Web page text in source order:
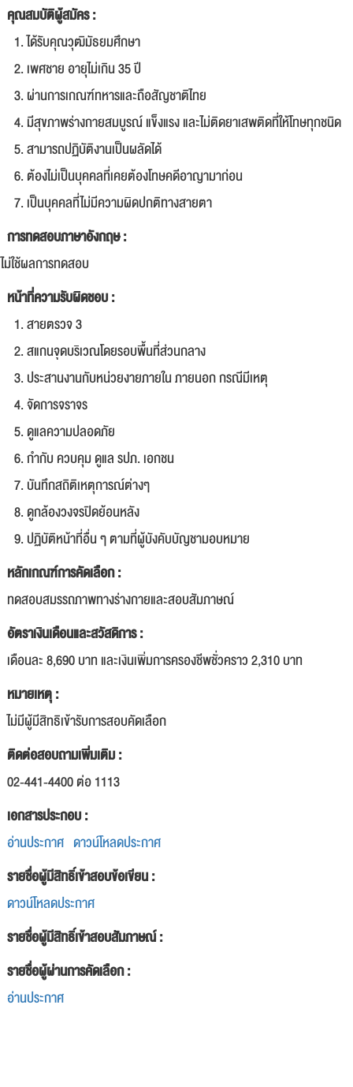
คุณสมบัติผู้สมัคร :
ได้รับคุณวุฒิมัธยมศึกษา
เพศชาย อายุไม่เกิน 35 ปี
ผ่านการเกณฑ์ทหารและถือสัญชาติไทย
มีสุขภาพร่างกายสมบูรณ์ แข็งแรง และไม่ติดยาเสพติดที่ให้โทษทุกชนิด
สามารถปฏิบัติงานเป็นผลัดได้
ต้องไม่เป็นบุคคลที่เคยต้องโทษคดีอาญามาก่อน
เป็นบุคคลที่ไม่มีความผิดปกติทางสายตา
การทดสอบภาษาอังกฤษ :
ม่ใช้ผลการทดสอบ
หน้าที่ความรับผิดชอบ :
สายตรวจ 3
สแกนจุดบริเวณโดยรอบพื้นที่ส่วนกลาง
ประสานงานกับหน่วยงายภายใน ภายนอก กรณีมีเหตุ
จัดการจราจร
ดูแลความปลอดภัย
กำกับ ควบคุม ดูแล รปภ. เอกชน
บันทึกสถิติเหตุการณ์ต่างๆ
ดูกล้องวงจรปิดย้อนหลัง
ปฏิบัติหน้าที่อื่น ๆ ตามที่ผู้บังคับบัญชามอบหมาย
หลักเกณฑ์การคัดเลือก :
ทดสอบสมรรถภาพทางร่างกายและสอบสัมภาษณ์
อัตราเงินเดือนและสวัสดิการ :
เดือนละ 8,690 บาท และเงินเพิ่มการครองชีพชั่วคราว 2,310 บาท
หมายเหตุ :
ไม่มีผู้มีสิทธิเข้ารับการสอบคัดเลือก
ติดต่อสอบถามเพิ่มเติม :
02-441-4400 ต่อ 1113
เอกสารประกอบ :
อ่านประกาศ ดาวน์โหลดประกาศ
รายชื่อผู้มีสิทธิ์เข้าสอบข้อเขียน :
ดาวน์โหลดประกาศ
รายชื่อผู้มีสิทธิ์เข้าสอบสัมภาษณ์ :
รายชื่อผู้ผ่านการคัดเลือก :
อ่านประกาศ